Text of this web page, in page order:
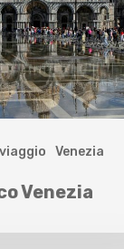
Venezia
Venezia